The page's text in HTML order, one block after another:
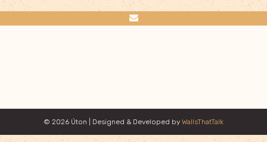
© 2026 Úton | Designed & Developed by WallsThatTalk